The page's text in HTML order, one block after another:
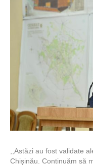
,,Astăzi au fost validate
Chișinău. Continuăm să